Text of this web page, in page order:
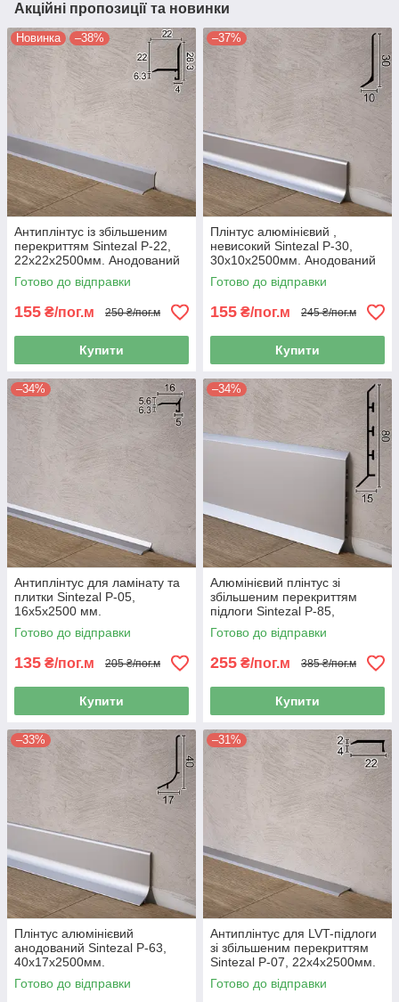
Акційні пропозиції та новинки
Новинка –38%
Антиплінтус із збільшеним
перекриттям Sintezal P-22,
22х22х2500мм. Анодований
Готово до відправки
155 ₴/пог.м 250 ₴/пог.м
Купити
–37%
Плінтус алюмінієвий ,
невисокий Sintezal P-30,
30х10х2500мм. Анодований
Готово до відправки
155 ₴/пог.м 245 ₴/пог.м
Купити
–34%
Антиплінтус для ламінату та
плитки Sintezal P-05,
16х5х2500 мм.
Готово до відправки
135 ₴/пог.м 205 ₴/пог.м
Купити
–34%
Алюмінієвий плінтус зі
збільшеним перекриттям
підлоги Sintezal P-85,
80х15х2500мм. Анодований
Готово до відправки
255 ₴/пог.м 385 ₴/пог.м
Купити
–33%
Плінтус алюмінієвий
анодований Sintezal P-63,
40х17х2500мм.
Готово до відправки
–31%
Антиплінтус для LVT-підлоги
зі збільшеним перекриттям
Sintezal P-07, 22х4х2500мм.
Анодований
Готово до відправки